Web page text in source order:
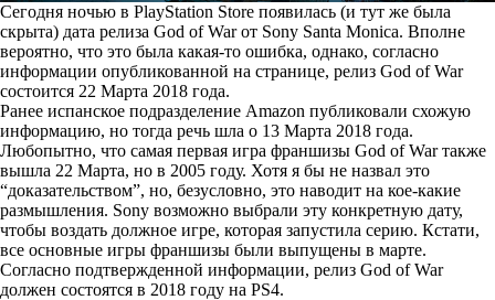
Сегодня ночью в PlayStation Store появилась (и тут же была
скрыта) дата релиза God of War от Sony Santa Monica. Вполне
вероятно, что это была какая-то ошибка, однако, согласно
информации опубликованной на странице, релиз God of War
состоится 22 Марта 2018 года.
Ранее испанское подразделение Amazon публиковали схожую
информацию, но тогда речь шла о 13 Марта 2018 года.
Любопытно, что самая первая игра франшизы God of War также
вышла 22 Марта, но в 2005 году. Хотя я бы не назвал это
“доказательством”, но, безусловно, это наводит на кое-какие
размышления. Sony возможно выбрали эту конкретную дату,
чтобы воздать должное игре, которая запустила серию. Кстати,
все основные игры франшизы были выпущены в марте.
Согласно подтвержденной информации, релиз God of War
должен состоятся в 2018 году на PS4.